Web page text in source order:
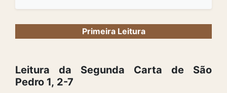
Primeira Leitura
Leitura da Segunda Carta de São
Pedro 1, 2-7